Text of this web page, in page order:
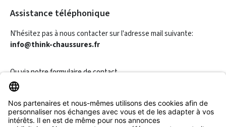
Assistance téléphonique
N'hésitez pas à nous contacter sur l'adresse mail suivante:
info@think-chaussures.fr
Ou via notreformulaire de contact.
Révoquer un contrat